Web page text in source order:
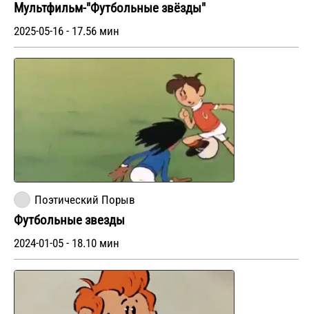
Мультфильм-"Футбольные звёзды"
2025-05-16 - 17.56 мин
Поэтический Порыв
Футбольные звезды
2024-01-05 - 18.10 мин